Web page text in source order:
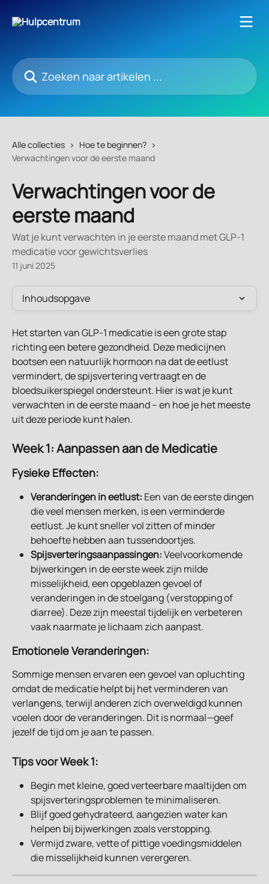
Zoeken naar artikelen ...
Alle collecties
Hoe te beginnen?
Verwachtingen voor de eerste maand
Verwachtingen voor de
eerste maand
Wat je kunt verwachten in je eerste maand met GLP-1
medicatie voor gewichtsverlies
11 juni 2025
Inhoudsopgave
Het starten van GLP-1 medicatie is een grote stap
richting een betere gezondheid. Deze medicijnen
bootsen een natuurlijk hormoon na dat de eetlust
vermindert, de spijsvertering vertraagt en de
bloedsuikerspiegel ondersteunt. Hier is wat je kunt
verwachten in de eerste maand – en hoe je het meeste
uit deze periode kunt halen.
Week 1: Aanpassen aan de Medicatie
Fysieke Effecten:
Veranderingen in eetlust: Een van de eerste dingen
die veel mensen merken, is een verminderde
eetlust. Je kunt sneller vol zitten of minder
behoefte hebben aan tussendoortjes.
Spijsverteringsaanpassingen: Veelvoorkomende
bijwerkingen in de eerste week zijn milde
misselijkheid, een opgeblazen gevoel of
veranderingen in de stoelgang (verstopping of
diarree). Deze zijn meestal tijdelijk en verbeteren
vaak naarmate je lichaam zich aanpast.
Emotionele Veranderingen:
Sommige mensen ervaren een gevoel van opluchting
omdat de medicatie helpt bij het verminderen van
verlangens, terwijl anderen zich overweldigd kunnen
voelen door de veranderingen. Dit is normaal—geef
jezelf de tijd om je aan te passen.
Tips voor Week 1:
Begin met kleine, goed verteerbare maaltijden om
spijsverteringsproblemen te minimaliseren.
Blijf goed gehydrateerd, aangezien water kan
helpen bij bijwerkingen zoals verstopping.
Vermijd zware, vette of pittige voedingsmiddelen
die misselijkheid kunnen verergeren.